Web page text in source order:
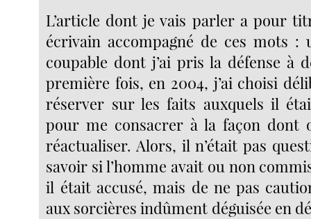
L’article dont je vais parler a pour
écrivain accompagné de ces mots :
coupable dont j’ai pris la défense à
première fois, en 2004, j’ai choisi
réserver sur les faits auxquels il
pour me consacrer à la façon dont
réactualiser. Alors, il n’était pas
savoir si l’homme avait ou non
il était accusé, mais de ne pas
aux sorcières indûment déguisée en